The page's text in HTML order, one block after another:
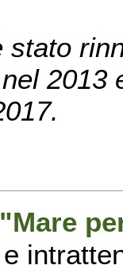
stato
2013